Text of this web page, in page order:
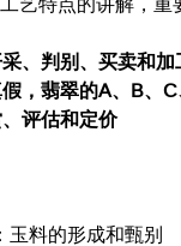
艺特点的讲解，
、判别、买卖和加
，翡翠的A、B、
评估和定价
玉料的形成和甄别